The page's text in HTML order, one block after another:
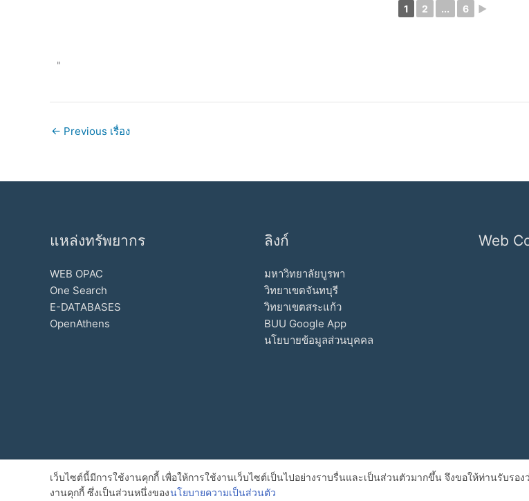
1 2 ... 6 ►
"
← Previous เรื่อง
แหล่งทรัพยากร
WEB OPAC
One Search
E-DATABASES
OpenAthens
ลิงก์
มหาวิทยาลัยบูรพา
วิทยาเขตจันทบุรี
วิทยาเขตสระแก้ว
BUU Google App
นโยบายข้อมูลส่วนบุคคล
Web
เว็บไซต์นี้มีการใช้งานคุกกี้ เพื่อให้การใช้งานเว็บไซต์เป็นไปอย่างราบรื่นและเป็นส่วนตัวมากขึ้น จึงขอให้ท่านรับรอ
งานคุกกี้ ซึ่งเป็นส่วนหนึ่งของนโยบายความเป็นส่วนตัว